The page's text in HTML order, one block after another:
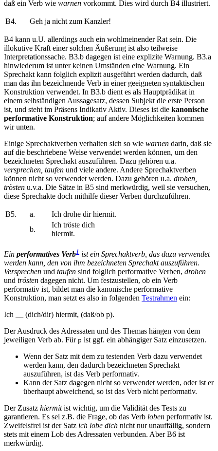
daß ein Verb wie warnen vorkommt. Dies wird durch B4 illustriert.
B4. Geh ja nicht zum Kanzler!
B4 kann u.U. allerdings auch ein wohlmeinender Rat sein. Die
illokutive Kraft einer solchen Äußerung ist also teilweise
Interpretationssache. B3.b dagegen ist eine explizite Warnung. B3.a
hinwiederum ist unter keinen Umständen eine Warnung. Ein
Sprechakt kann folglich explizit ausgeführt werden dadurch, daß
man das ihn bezeichnende Verb in einer geeigneten syntaktischen
Konstruktion verwendet. In B3.b dient es als Hauptprädikat in
einem selbständigen Aussagesatz, dessen Subjekt die erste Person
ist, und steht im Präsens Indikativ Aktiv. Dieses ist die kanonische
performative Konstruktion; auf andere Möglichkeiten kommen
wir unten.
Einige Sprechaktverben verhalten sich so wie warnen darin, daß sie
auf die beschriebene Weise verwendet werden können, um den
bezeichneten Sprechakt auszuführen. Dazu gehören u.a.
versprechen, taufen und viele andere. Andere Sprechaktverben
können nicht so verwendet werden. Dazu gehören u.a. drohen,
trösten u.v.a. Die Sätze in B5 sind merkwürdig, weil sie versuchen,
diese Sprechakte doch mithilfe dieser Verben durchzuführen.
B5. a.
Ich drohe dir hiermit.
b.
Ich tröste dich
hiermit.
Ein performatives Verb1 ist ein Sprechaktverb, das dazu verwendet
werden kann, den von ihm bezeichneten Sprechakt auszuführen.
Versprechen und taufen sind folglich performative Verben, drohen
und trösten dagegen nicht. Um festzustellen, ob ein Verb
performativ ist, bildet man die kanonische performative
Konstruktion, man setzt es also in folgenden Testrahmen ein:
Ich __ (dich/dir) hiermit, (daß/ob p).
Der Ausdruck des Adressaten und des Themas hängen von dem
jeweiligen Verb ab. Für p ist ggf. ein abhängiger Satz einzusetzen.
Wenn der Satz mit dem zu testenden Verb dazu verwendet
werden kann, den dadurch bezeichneten Sprechakt
auszuführen, ist das Verb performativ.
Kann der Satz dagegen nicht so verwendet werden, oder ist er
überhaupt abweichend, so ist das Verb nicht performativ.
Der Zusatz hiermitist wichtig, um die Validität des Tests zu
garantieren. Es sei z.B. die Frage, ob das Verb loben performativ ist.
Zweifelsfrei ist der Satz ich lobe dich nicht nur unauffällig, sondern
stets mit einem Lob des Adressaten verbunden. Aber B6 ist
merkwürdig.